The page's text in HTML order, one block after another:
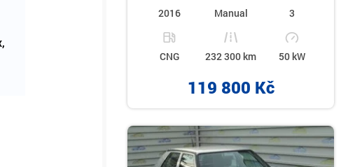
2016 Manual 3
CNG 232 300 km 50 kW
119 800 Kč